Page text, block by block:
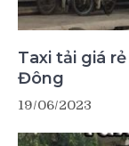
Taxi tải giá
Đông
19/06/2023